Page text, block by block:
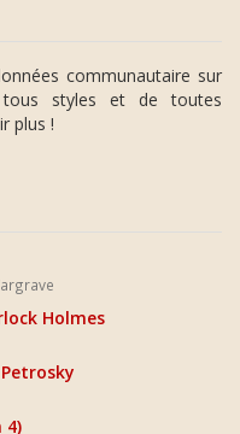
communautaire sur
styles et de toutes
plus !
Holmes
4)